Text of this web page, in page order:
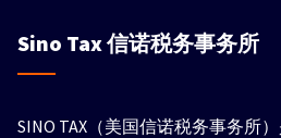
Sino Tax信诺税务事务所
SINO TAX（美国信诺税务事务所